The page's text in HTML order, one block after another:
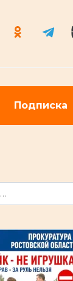
Подписка